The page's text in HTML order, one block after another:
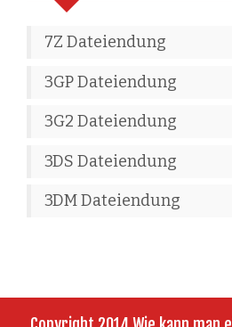
7Z Dateiendung
3GP Dateiendung
3G2 Dateiendung
3DS Dateiendung
3DM Dateiendung